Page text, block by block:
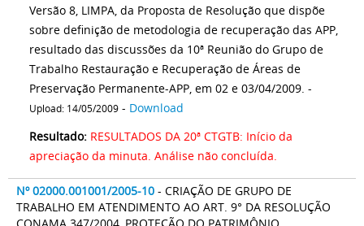
Versão 8, LIMPA, da Proposta de Resolução que dispõe
sobre definição de metodologia de recuperação das APP,
resultado das discussões da 10ª Reunião do Grupo de
Trabalho Restauração e Recuperação de Áreas de
Preservação Permanente-APP, em 02 e 03/04/2009. -
Upload: 14/05/2009 - Download
Resultado: RESULTADOS DA 20ª CTGTB: Início da
apreciação da minuta. Análise não concluída.
Nº 02000.001001/2005-10 - CRIAÇÃO DE GRUPO DE
TRABALHO EM ATENDIMENTO AO ART. 9° DA RESOLUÇÃO